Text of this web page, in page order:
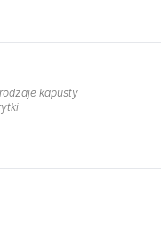
kapusty